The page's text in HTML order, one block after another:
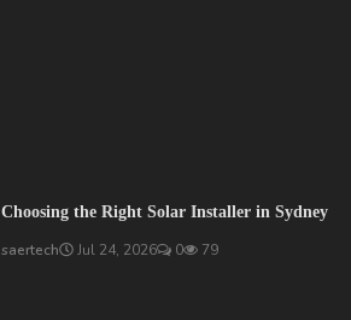
Choosing the Right Solar Installer in Sydney
saertech Jul 24, 2026 0 79